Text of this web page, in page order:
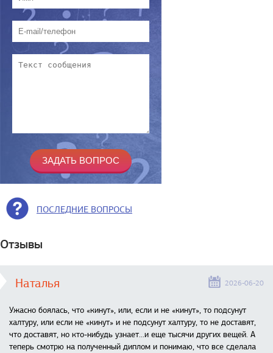
ПОСЛЕДНИЕ ВОПРОСЫ
Отзывы
Наталья 2026-06-20
Ужасно боялась, что «кинут», или, если и не «кинут», то подсунут
халтуру, или если не «кинут» и не подсунут халтуру, то не доставят,
что доставят, но кто-нибудь узнает...и еще тысячи других вещей. А
теперь смотрю на полученный диплом и понимаю, что все сделала